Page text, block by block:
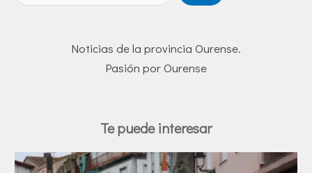
Noticias de la provincia Ourense.
Pasión por Ourense
Te puede interesar